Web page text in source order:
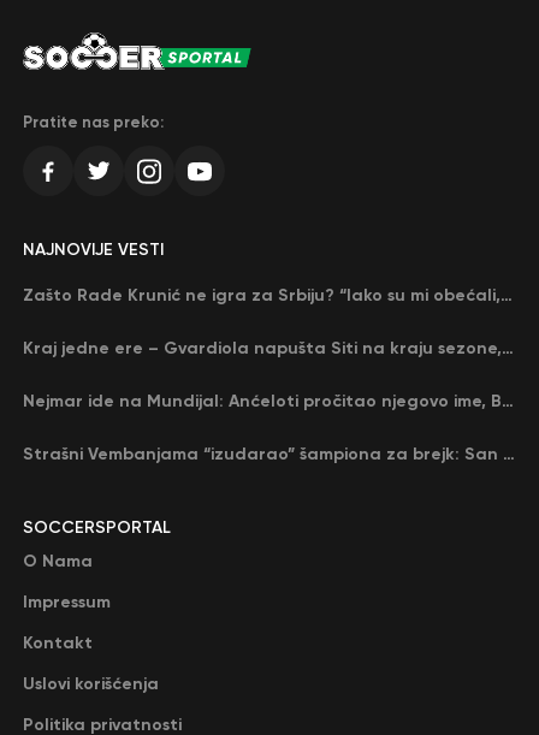
Pratite nas preko:
SOCCERSPORTAL
O Nama
Impressum
Kontakt
Uslovi korišćenja
Politika privatnosti
NAJNOVIJE VESTI
Zašto Rade Krunić ne igra za Srbiju? “Iako su mi obećali, niko me nije zvao…”
Kraj jedne ere – Gvardiola napušta Siti na kraju sezone, menja ga njegov nekadašnji rival
Nejmar ide na Mundijal: Anćeloti pročitao njegovo ime, Brazil u delirijumu (VIDEO)
Strašni Vembanjama “izudarao” šampiona za brejk: San Antonio poveo protiv Oklahome